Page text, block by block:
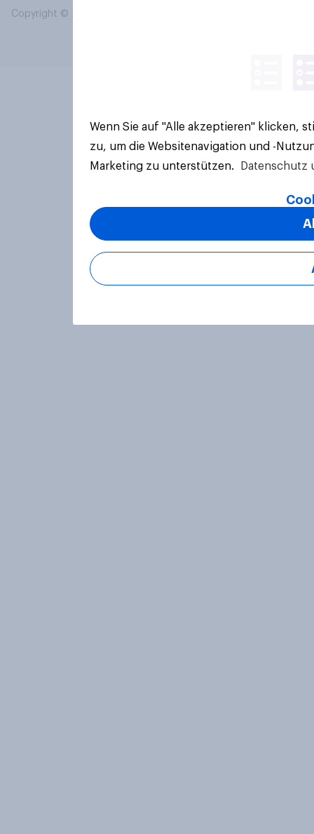
Copyright © 2026 YouGov PLC. Alle Rechte vorbehalten.
Wenn Sie auf "Alle akzeptieren" klicken,
zu, um die Websitenavigation und -
Marketing zu unterstützen.
Datenschutz